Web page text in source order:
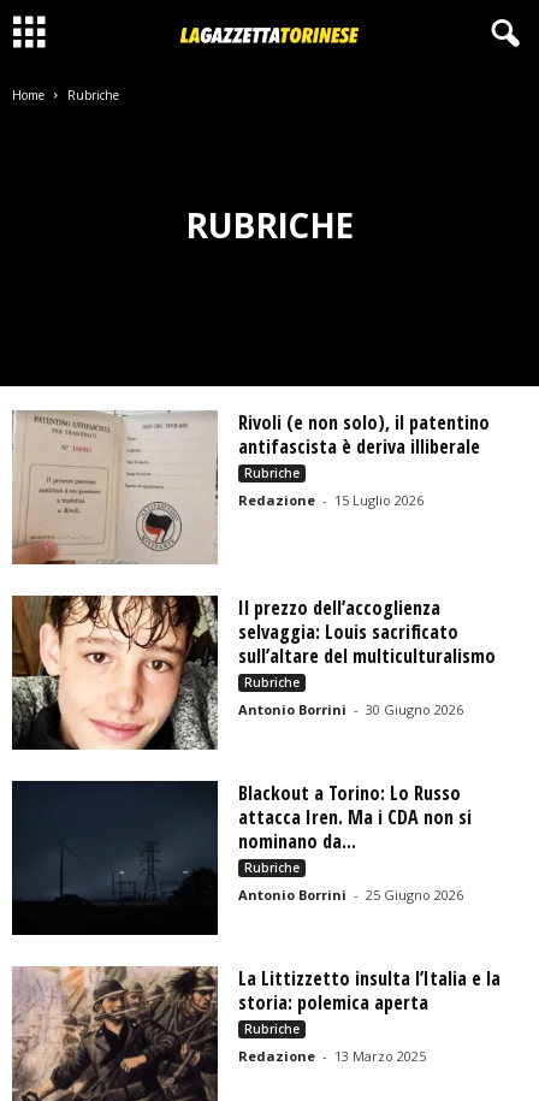
Home Rubriche
RUBRICHE
Rivoli (e non solo), il patentino
antifascista è deriva illiberale
Rubriche
Redazione - 15 Luglio 2026
Il prezzo dell’accoglienza
selvaggia: Louis sacrificato
sull’altare del multiculturalismo
Rubriche
Antonio Borrini - 30 Giugno 2026
Blackout a Torino: Lo Russo
attacca Iren. Ma i CDA non si
nominano da...
Rubriche
Antonio Borrini - 25 Giugno 2026
La Littizzetto insulta l’Italia e la
storia: polemica aperta
Rubriche
Redazione - 13 Marzo 2025